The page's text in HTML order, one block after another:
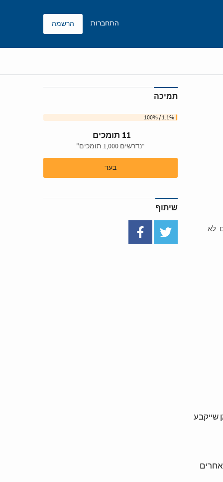
התחברות הרשמה
לא
זמן שייקבע
תמיכה
1.1% / 100%
11 תומכים
“נדרשים 1,000 תומכים"
בעד
שיתוף